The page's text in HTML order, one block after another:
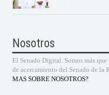
Nosotros
El Senado Digital. Somos más
de acercamiento del Senado de
MAS SOBRE NOSOTROS?